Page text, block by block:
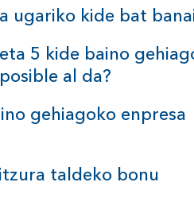
ugariko kide bat
5 kide baino
al da?
gehiagoko enpresa
taldeko bonu